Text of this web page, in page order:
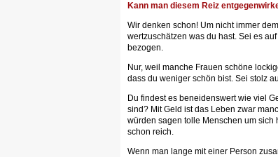
Kann man diesem Reiz
Wir denken schon! Um nicht immer
wertzuschätzen was du hast. Sei es
bezogen.
Nur, weil manche Frauen schöne
dass du weniger schön bist. Sei stolz
Du findest es beneidenswert wie viel
sind? Mit Geld ist das Leben zwar
würden sagen tolle Menschen um sich
schon reich.
Wenn man lange mit einer Person